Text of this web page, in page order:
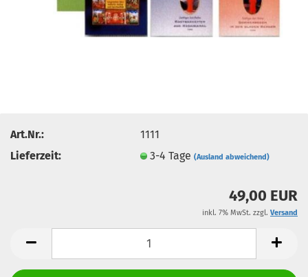
Art.Nr.:
1111
Lieferzeit:
3-4 Tage(Ausland abweichend)
49,00 EUR
inkl. 7% MwSt. zzgl. Versand